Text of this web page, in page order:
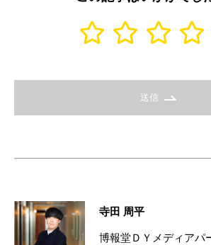
送信
寺田 周平
博報堂ＤＹメディアパ